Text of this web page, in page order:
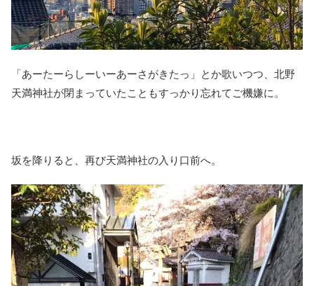
「あーたーらしーいーあーさがきたっ」とか歌いつつ、北野
天満神社が閉まっていたこともすっかり忘れてご機嫌に。
坂を降りると、再び天満神社の入り口前へ。